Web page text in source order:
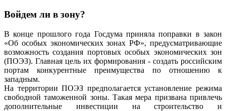
Войдем ли в зону?
В конце прошлого года Госдума приняла поправки в закон
«Об особых экономических зонах РФ», предусматривающие
возможность создания портовых особых экономических зон
(ПОЭЗ). Главная цель их формирования - создать российским
портам конкурентные преимущества по отношению к
западным.
На территории ПОЭЗ предполагается установление режима
свободной таможенной зоны. Такая мера призвана привлечь
дополнительные инвестиции на строительство и